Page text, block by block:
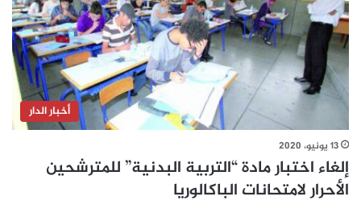
أخبار الدار
13 يونيو، 2020
إلغاء اختبار مادة “التربية البدنية” للمترشحين
الأحرار لامتحانات الباكالوريا